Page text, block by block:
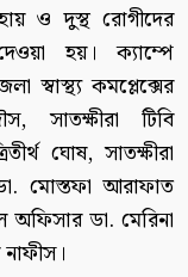
ও দুস্থ রোগীদের
হয়। ক্যাম্পে
স্বাস্থ্য কমপ্লেক্সের
টিবি
ঘোষ, সাতক্ষীরা
মোস্তফা আরাফাত
ডা. মেরিনা